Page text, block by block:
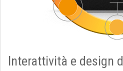
Interattività e design